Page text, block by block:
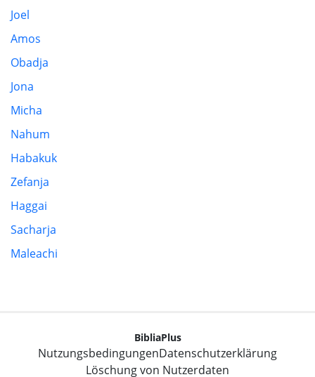
Joel
Amos
Obadja
Jona
Micha
Nahum
Habakuk
Zefanja
Haggai
Sacharja
Maleachi
BibliaPlus
NutzungsbedingungenDatenschutzerklärung
Löschung von Nutzerdaten